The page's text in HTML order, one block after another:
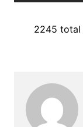
2245 total